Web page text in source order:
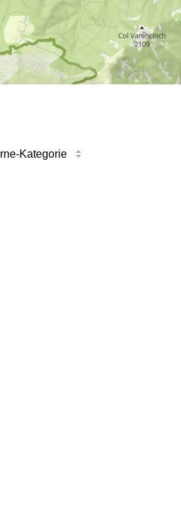
Kategorie